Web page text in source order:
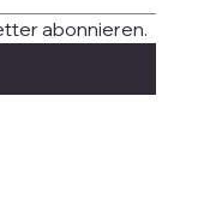
abonnieren.